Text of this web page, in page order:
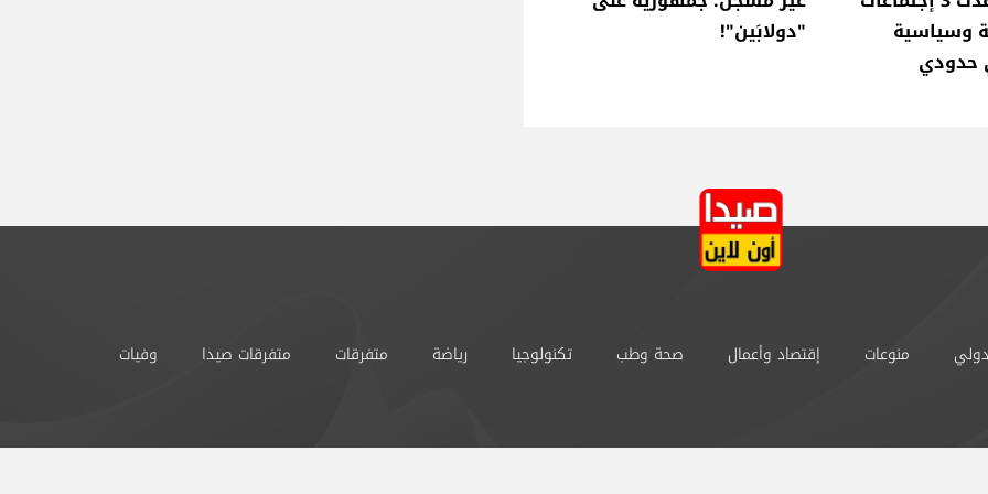
وسياسية
حدودي
"دولابَين"!
منوعات إقتصاد وأعمال صحة وطب تكنولوجيا رياضة متفرقات متفرقات صيدا
وفيات